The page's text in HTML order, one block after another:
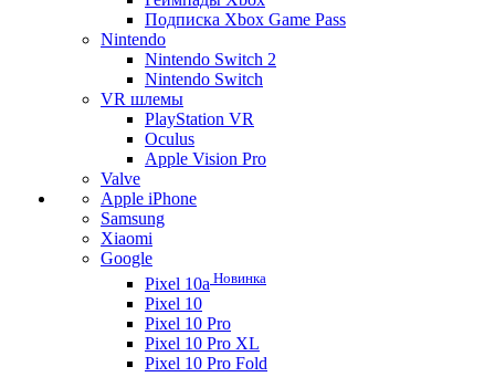
Подписка Xbox Game Pass
Nintendo
Nintendo Switch 2
Nintendo Switch
VR шлемы
PlayStation VR
Oculus
Apple Vision Pro
Valve
Apple iPhone
Samsung
Xiaomi
Google
Pixel 10a Новинка
Pixel 10
Pixel 10 Pro
Pixel 10 Pro XL
Pixel 10 Pro Fold